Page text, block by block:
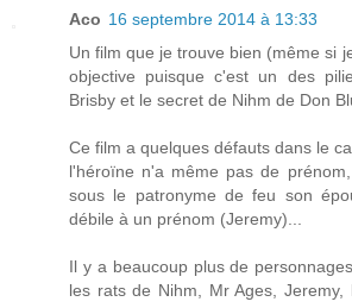
Aco 16 septembre 2014 à 13:33
Un film que je trouve bien (même si
objective puisque c'est un des
Brisby et le secret de Nihm de Don
Ce film a quelques défauts dans le
l'héroïne n'a même pas de
sous le patronyme de feu son
débile à un prénom (Jeremy)...
Il y a beaucoup plus de
les rats de Nihm, Mr Ages,